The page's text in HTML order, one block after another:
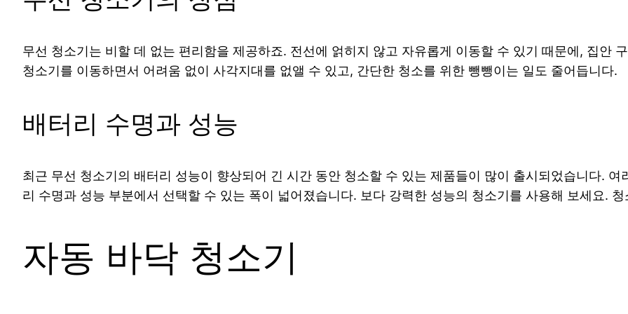
무선 청소기는 비할 데 없는 편리함을 제공하죠. 전선에 얽히지 않고 자유롭게 이동할 수 있기 때문에, 집안
청소기를 이동하면서 어려움 없이 사각지대를 없앨 수 있고, 간단한 청소를 위한 뺑뺑이는 일도 줄어듭니다.
배터리 수명과 성능
최근 무선 청소기의 배터리 성능이 향상되어 긴 시간 동안 청소할 수 있는 제품들이 많이 출시되었습니다.
리 수명과 성능 부분에서 선택할 수 있는 폭이 넓어졌습니다. 보다 강력한 성능의 청소기를 사용해 보세요.
자동 바닥 청소기